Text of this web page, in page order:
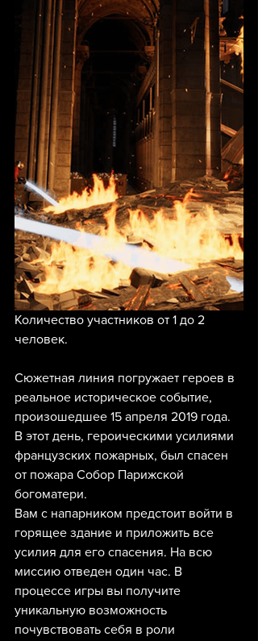
Количество участников от 1 до 2
человек.
Сюжетная линия погружает героев в
реальное историческое событие,
произошедшее 15 апреля 2019 года.
В этот день, героическими усилиями
французских пожарных, был спасен
от пожара Собор Парижской
богоматери.
Вам с напарником предстоит войти в
горящее здание и приложить все
усилия для его спасения. На всю
миссию отведен один час. В
процессе игры вы получите
уникальную возможность
почувствовать себя в роли